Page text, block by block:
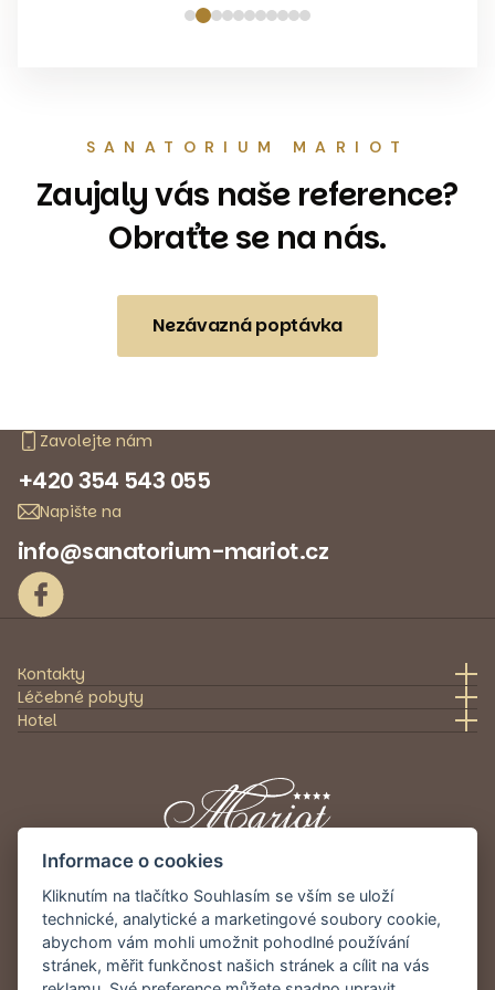
SANATORIUM MARIOT
Zaujaly vás naše reference?
Obraťte se na nás.
Nezávazná poptávka
Zavolejte nám
+420 354 543 055
Napište na
info@sanatorium-mariot.cz
Poskytneme vám kvalitní léčebnou a
rehabilitační péči zaměřenou především na
pohybový aparát.
Kontakty
Léčebné pobyty
Hotel
Informace o cookies
Kliknutím na tlačítko Souhlasím se vším se uloží
technické, analytické a marketingové soubory cookie,
abychom vám mohli umožnit pohodlné používání
stránek, měřit funkčnost našich stránek a cílit na vás